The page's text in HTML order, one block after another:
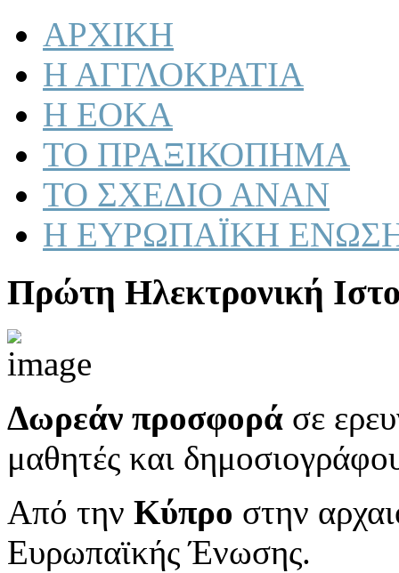
ΑΡΧΙΚΗ
Η ΑΓΓΛΟΚΡΑΤΙΑ
Η ΕΟΚΑ
ΤΟ ΠΡΑΞΙΚΟΠΗΜΑ
ΤΟ ΣΧΕΔΙΟ ΑΝΑΝ
Η ΕΥΡΩΠΑΪΚΗ
Πρώτη Ηλεκτρονική
Δωρεάν προσφορά σε
μαθητές και
Από την Κύπρο στην
Ευρωπαϊκής Ένωσης.